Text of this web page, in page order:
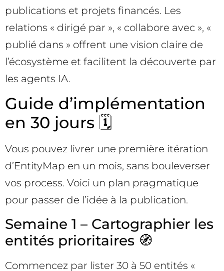
publications et projets financés. Les
relations « dirigé par », « collabore avec », «
publié dans » offrent une vision claire de
l’écosystème et facilitent la découverte par
les agents IA.
Guide d’implémentation
en 30 jours 🗓️
Vous pouvez livrer une première itération
d’EntityMap en un mois, sans bouleverser
vos process. Voici un plan pragmatique
pour passer de l’idée à la publication.
Semaine 1 – Cartographier les
entités prioritaires 🧭
Commencez par lister 30 à 50 entités «